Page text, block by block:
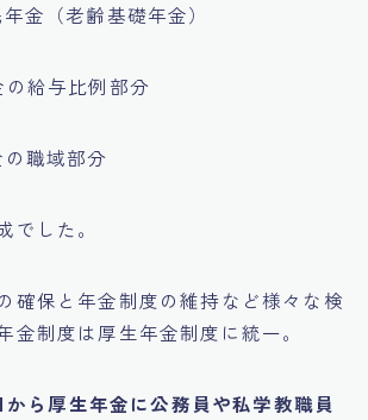
金（老齢基礎年金）
の給与比例部分
の職域部分
でした。
確保と年金制度の維持など様々な検
金制度は厚生年金制度に統一。
から厚生年金に公務員や私学教職員